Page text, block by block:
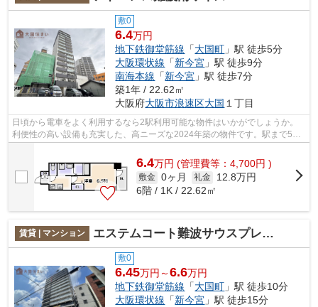
敷0
6.4万円
地下鉄御堂筋線 「大国町 」駅 徒歩5分
大阪環状線 「新今宮 」駅 徒歩9分
南海本線 「新今宮 」駅 徒歩7分
築1年 / 22.62㎡
大阪府大阪市浪速区大国 １丁目
日頃から電車をよく利用するなら2駅利用可能な物件はいかがでしょうか。
利便性の高い設備も充実した、高ニーズな2024年築の物件です。駅まで5分
と、駅近でアクセスも良好な物件です。...
6.4万円 (管理費等：4,700円 )
敷金 0ヶ月 礼金
12.8万円
6階 / 1K / 22.62㎡
賃貸 | マンション エステムコート難波サウスプレイスⅦリアン
敷0
6.45万円～6.6万円
地下鉄御堂筋線 「大国町 」駅 徒歩10分
大阪環状線 「新今宮 」駅 徒歩15分